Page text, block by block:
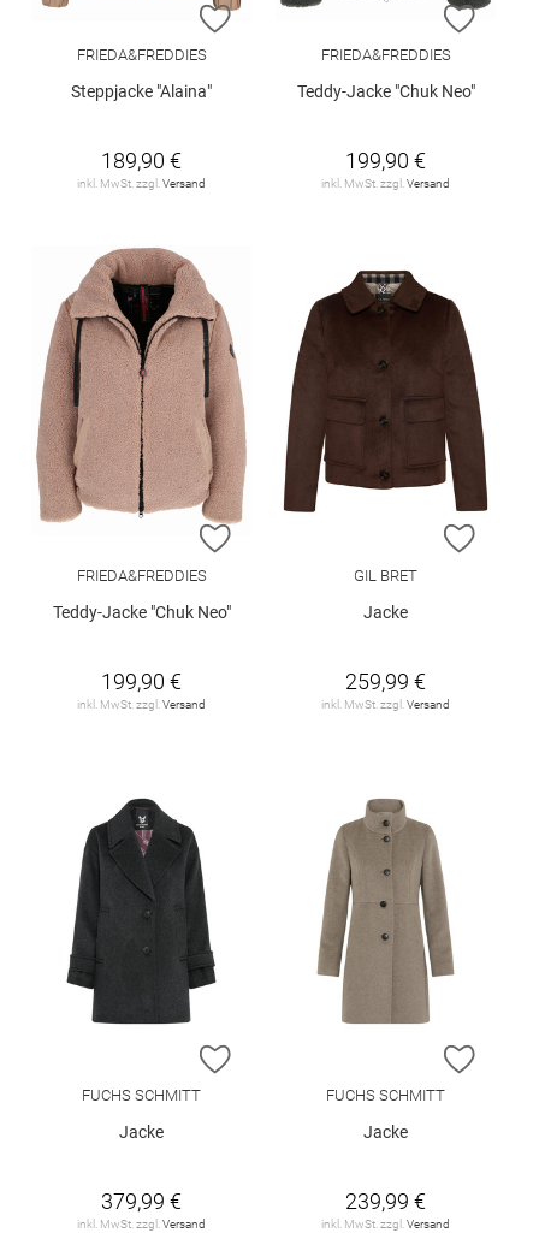
ZUR WUNSCHLISTE HINZUFÜGEN
FRIEDA&FREDDIES
Steppjacke "Alaina"
189,90 €
inkl. MwSt. zzgl. Versand
ZUR
FRIEDA&FREDDIES
Teddy-Jacke "Chuk Neo"
199,90 €
inkl. MwSt. zzgl. Versand
ZUR WUNSCHLISTE HINZUFÜGEN
FRIEDA&FREDDIES
Teddy-Jacke "Chuk Neo"
199,90 €
inkl. MwSt. zzgl. Versand
ZUR
GIL BRET
Jacke
259,99 €
inkl. MwSt. zzgl. Versand
ZUR WUNSCHLISTE HINZUFÜGEN
FUCHS SCHMITT
Jacke
379,99 €
inkl. MwSt. zzgl.Versand
ZUR
FUCHS SCHMITT
Jacke
239,99 €
inkl. MwSt. zzgl.Versand